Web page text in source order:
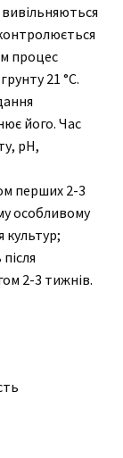
процес
21 °C.
його. Час
pH,
перших 2-3
особливому
культур;
2-3 тижнів.